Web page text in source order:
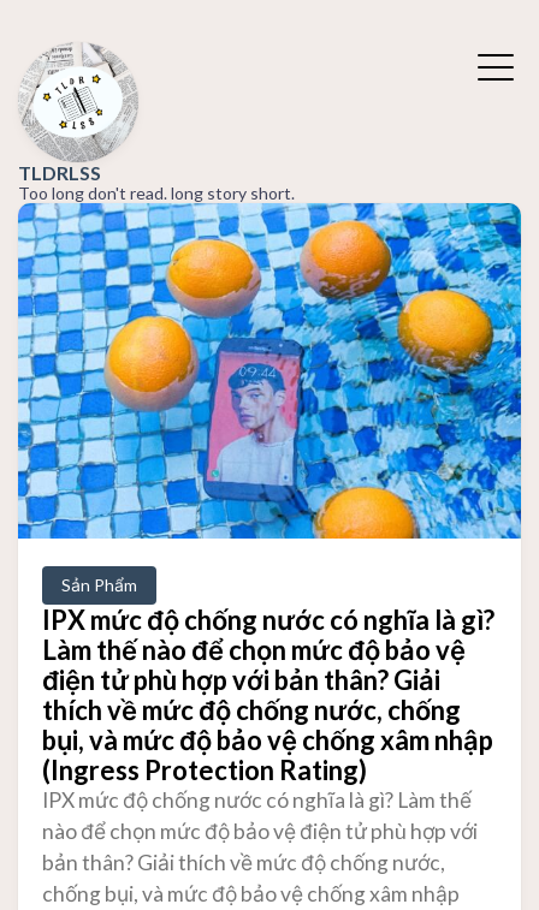
TLDRLSS
Too long don't read. long story short.
Sản Phẩm
IPX mức độ chống nước có nghĩa là gì?
Làm thế nào để chọn mức độ bảo vệ
điện tử phù hợp với bản thân? Giải
thích về mức độ chống nước, chống
bụi, và mức độ bảo vệ chống xâm nhập
(Ingress Protection Rating)
IPX mức độ chống nước có nghĩa là gì? Làm thế
nào để chọn mức độ bảo vệ điện tử phù hợp với
bản thân? Giải thích về mức độ chống nước,
chống bụi, và mức độ bảo vệ chống xâm nhập